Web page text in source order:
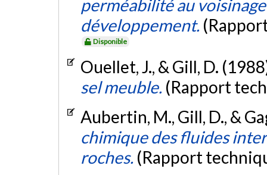
perméabilité au
développement.
Disponible
Ouellet, J., & Gill, D.
sel meuble. (Rapport
Aubertin, M., Gill, D., &
chimique des fluides
roches. (Rapport